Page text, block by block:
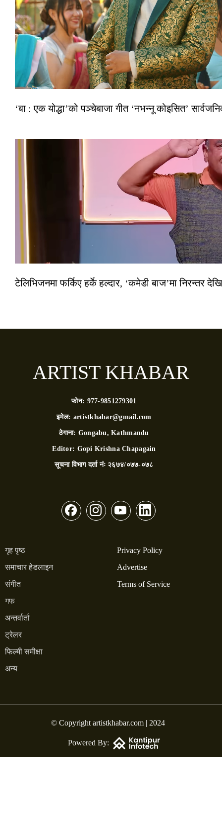
‘बा : एक योद्धा’को पञ्चेबाजा गीत ‘नभन्नू कोइसित’
टेलिभिजनमा फर्किए हर्के हल्दार, ‘कमेडी बाज’मा निरन्तर
ARTIST KHABAR
फोन: 977-9851279301
इमेल: artistkhabar@gmail.com
ठेगाना: Gongabu, Kathmandu
Editor: Gopi Krishna Chapagain
सूचना विभाग दर्ता नंः २६७४/०७७-०७८
गृह पृष्ठ
समाचार हेडलाइन
संगीत
गफ
अन्तर्वार्ता
ट्रेलर
फिल्मी समीक्षा
अन्य
Privacy Policy
Advertise
Terms of Service
© Copyright artistkhabar.com | 2024
Powered By: